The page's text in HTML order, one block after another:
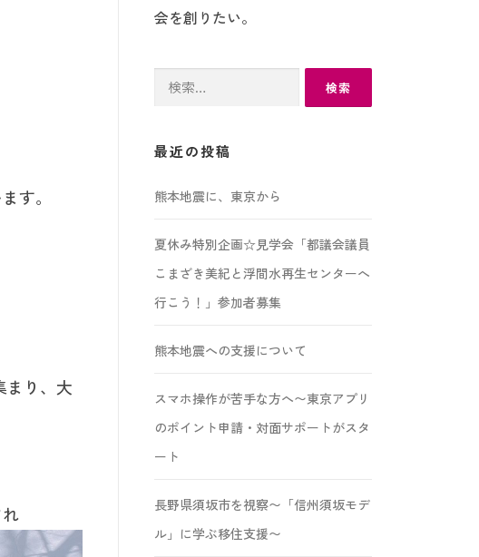
す。
まり、大
会を創りたい。
最近の投稿
熊本地震に、東京から
夏休み特別企画☆見学会「都議会議員
こまざき美紀と浮間水再生センターへ
行こう！」参加者募集
熊本地震への支援について
スマホ操作が苦手な方へ〜東京アプリ
のポイント申請・対面サポートがスタ
ート
長野県須坂市を視察〜「信州須坂モデ
ル」に学ぶ移住支援〜